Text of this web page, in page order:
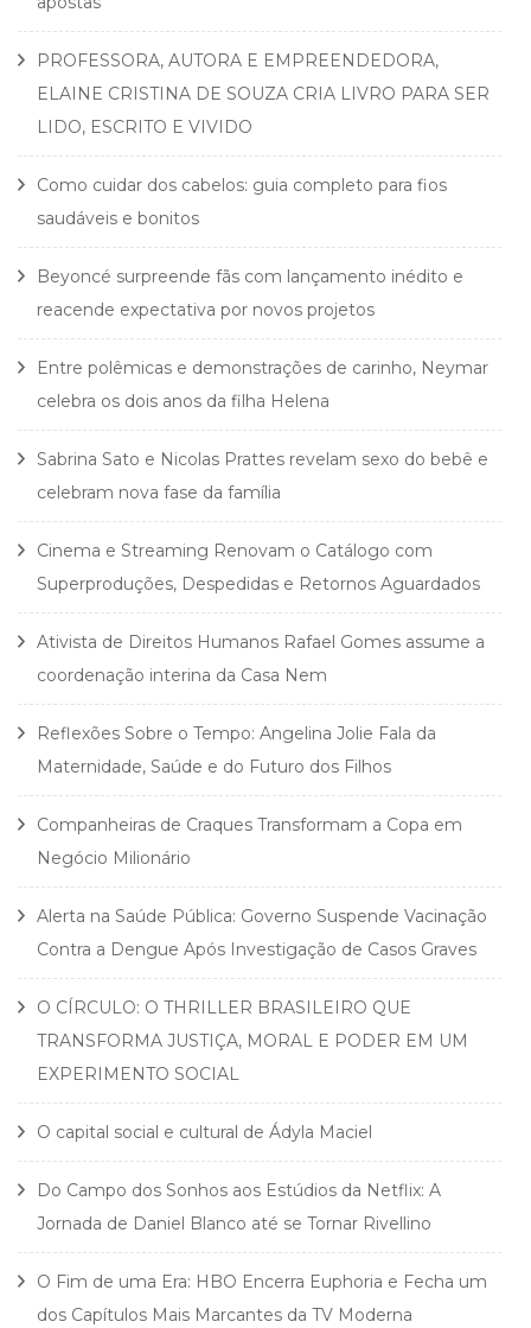
PROFESSORA, AUTORA E EMPREENDEDORA,
ELAINE CRISTINA DE SOUZA CRIA LIVRO PARA SER
LIDO, ESCRITO E VIVIDO
Como cuidar dos cabelos: guia completo para fios
saudáveis e bonitos
Beyoncé surpreende fãs com lançamento inédito e
reacende expectativa por novos projetos
Entre polêmicas e demonstrações de carinho, Neymar
celebra os dois anos da filha Helena
Sabrina Sato e Nicolas Prattes revelam sexo do bebê e
celebram nova fase da família
Cinema e Streaming Renovam o Catálogo com
Superproduções, Despedidas e Retornos Aguardados
Ativista de Direitos Humanos Rafael Gomes assume a
coordenação interina da Casa Nem
Reflexões Sobre o Tempo: Angelina Jolie Fala da
Maternidade, Saúde e do Futuro dos Filhos
Companheiras de Craques Transformam a Copa em
Negócio Milionário
Alerta na Saúde Pública: Governo Suspende Vacinação
Contra a Dengue Após Investigação de Casos Graves
O CÍRCULO: O THRILLER BRASILEIRO QUE
TRANSFORMA JUSTIÇA, MORAL E PODER EM UM
EXPERIMENTO SOCIAL
O capital social e cultural de Ádyla Maciel
Do Campo dos Sonhos aos Estúdios da Netflix: A
Jornada de Daniel Blanco até se Tornar Rivellino
O Fim de uma Era: HBO Encerra Euphoria e Fecha um
dos Capítulos Mais Marcantes da TV Moderna